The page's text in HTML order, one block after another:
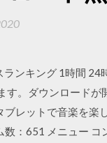
ンキング 1時間
。ダウンロード
レットで音楽を楽
：651 メニュー